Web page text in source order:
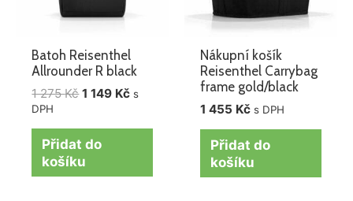
Batoh Reisenthel
Allrounder R black
1 275Kč 1 149 Kč s
DPH
Přidat do
košíku
Nákupní košík
Reisenthel Carrybag
frame gold/black
1 455 Kč s DPH
Přidat do
košíku